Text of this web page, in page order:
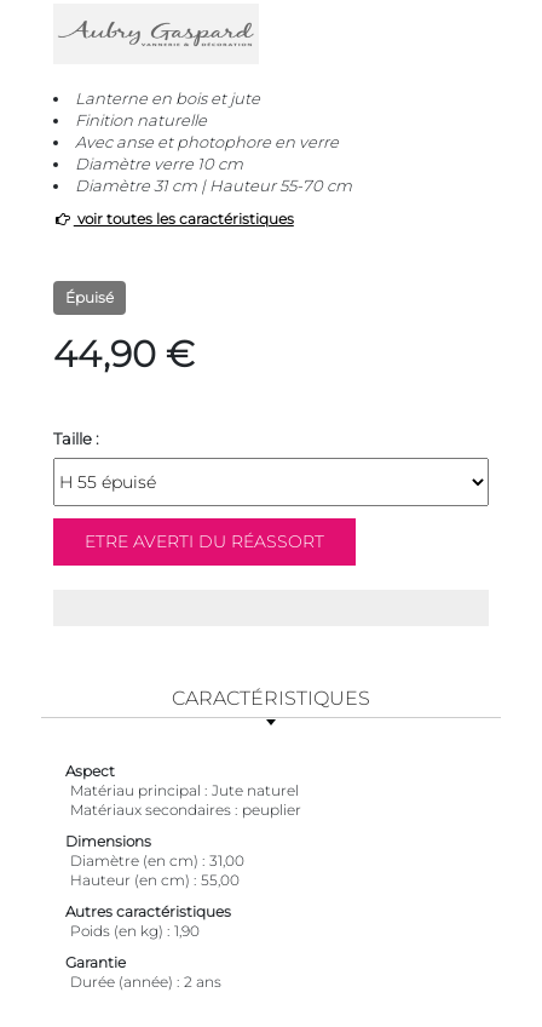
Lanterne en bois et jute
Finition naturelle
Avec anse et photophore en verre
Diamètre verre 10 cm
Diamètre 31 cm | Hauteur 55-70 cm
voir toutes les caractéristiques
Épuisé
44,90 €
Taille :
CARACTÉRISTIQUES
Aspect
Matériau principal
Jute naturel
Matériaux secondaires
peuplier
Dimensions
Diamètre (en cm)
31,00
Hauteur (en cm)
55,00
Autres caractéristiques
Poids (en kg)
1,90
Garantie
Durée (année)
2 ans